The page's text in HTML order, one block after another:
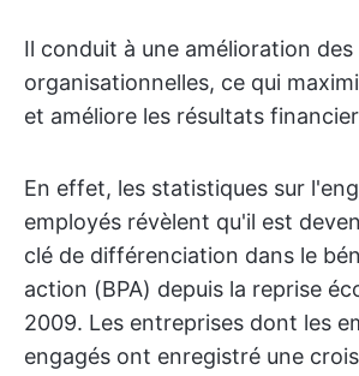
Il conduit à une amélioration
organisationnelles, ce qui
et améliore les résultats
En effet, les statistiques sur
employés révèlent qu'il est
clé de différenciation dans le
action (BPA) depuis la reprise
2009. Les entreprises dont les
engagés ont enregistré une